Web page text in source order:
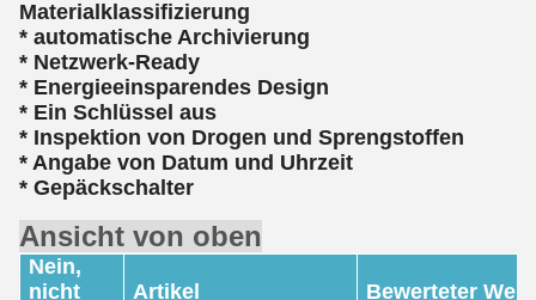
Materialklassifizierung
* automatische Archivierung
* Netzwerk-Ready
* Energieeinsparendes Design
* Ein Schlüssel aus
* Inspektion von Drogen und Sprengstoffen
* Angabe von Datum und Uhrzeit
* Gepäckschalter
Ansicht von oben
Nein,
nicht
Artikel Bewerteter Wert